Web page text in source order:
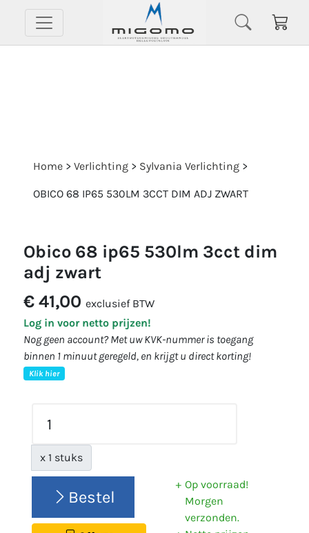
Home > Verlichting > Sylvania Verlichting >
OBICO 68 IP65 530LM 3CCT DIM ADJ ZWART
obico 68 ip65 530lm 3cct dim
adj zwart
€ 41,00 exclusief BTW
Log in voor netto prijzen!
Nog geen account? Met uw KVK-nummer is toegang
binnen 1 minuut geregeld, en krijgt u direct korting!
Klik hier
x 1 stuks
Bestel
Op voorraad!
Morgen
verzonden.